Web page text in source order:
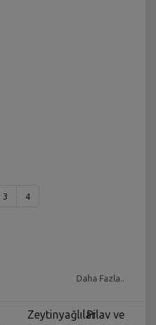
3 4
Daha Fazla..
ZeytinyağlılarPilav ve